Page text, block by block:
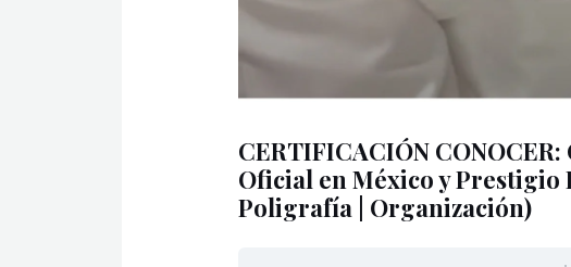
CERTIFICACIÓN
Oficial en México y
Poligrafía | Organización)